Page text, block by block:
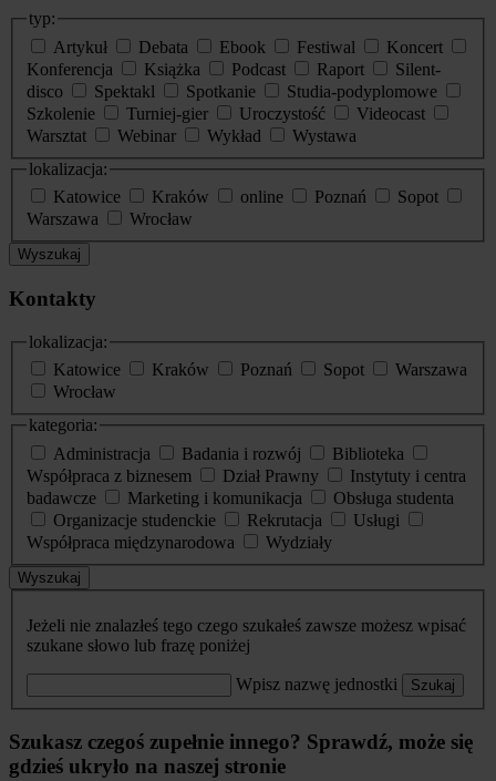
typ:
Artykuł
Debata Ebook Festiwal
Koncert
Konferencja
Książka Podcast Raport
Silent-
disco
Spektakl Spotkanie
Studia-podyplomowe
Szkolenie
Turniej-gier Uroczystość
Videocast
Warsztat
Webinar Wykład
Wystawa
lokalizacja:
Katowice
Kraków online Poznań
Sopot
Warszawa
Wrocław
Wyszukaj
Kontakty
lokalizacja:
Katowice
Kraków Poznań Sopot
Warszawa
Wrocław
kategoria:
Administracja
Badania i rozwój
Biblioteka
Współpraca z biznesem
Dział Prawny
Instytuty i centra
badawcze
Marketing i komunikacja
Obsługa studenta
Organizacje studenckie
Rekrutacja
Usługi
Współpraca międzynarodowa
Wydziały
Wyszukaj
Jeżeli nie znalazłeś tego czego szukałeś zawsze możesz wpisać
szukane słowo lub frazę poniżej
Wpisz nazwę jednostki Szukaj
Szukasz czegoś zupełnie innego? Sprawdź, może się
gdzieś ukryło na naszej stronie